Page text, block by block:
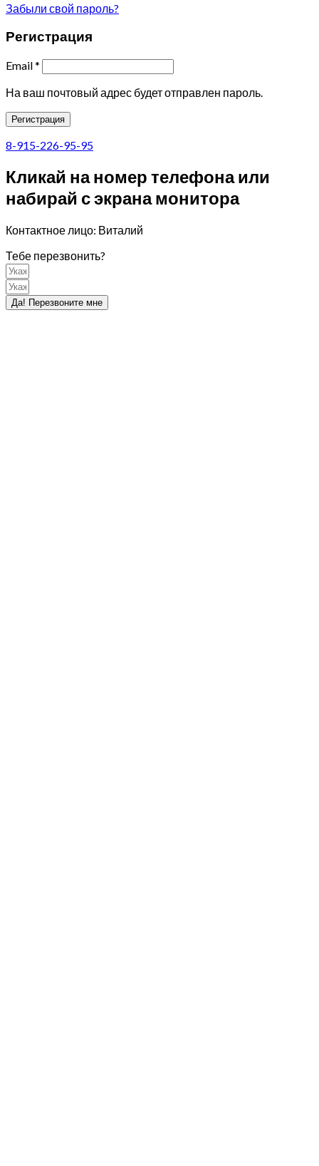
Забыли свой пароль?
Регистрация
Email*
На ваш почтовый адрес будет отправлен пароль.
Регистрация
8-915-226-95-95
Кликай на номер телефона или
набирай с экрана монитора
Контактное лицо: Виталий
Тебе перезвонить?
Да! Перезвоните мне